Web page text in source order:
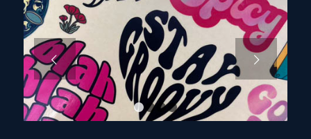
下一頁
1 2 3 4